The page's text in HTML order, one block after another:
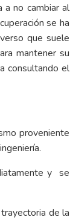
a no cambiar al
se ha
que suele
mantener su
consultando el
proveniente
y se
de la